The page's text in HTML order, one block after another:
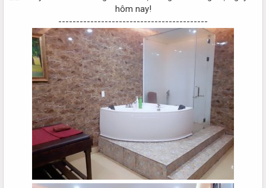
------------------------------------------